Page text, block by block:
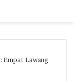
Empat Lawang